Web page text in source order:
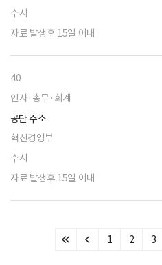
수시
자료 발생후 15일 이내
40
인사·총무·회계
공단 주소
혁신경영부
수시
자료 발생후 15일 이내
처
이
1 2 3